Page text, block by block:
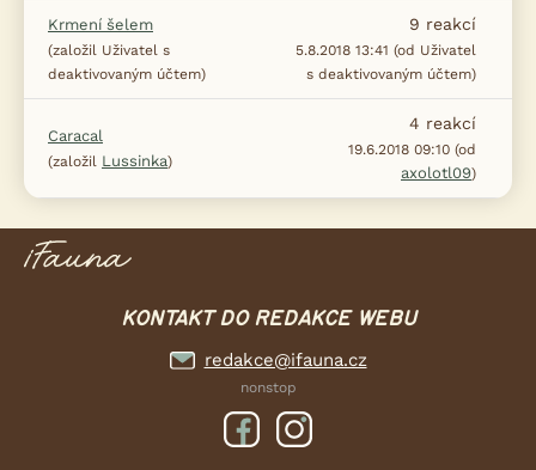
Krmení šelem
(založil Uživatel s
deaktivovaným účtem)
9 reakcí
5.8.2018 13:41 (od Uživatel
s deaktivovaným účtem)
Caracal
(založil Lussinka)
4 reakcí
19.6.2018 09:10 (od
axolotl09)
KONTAKT DO REDAKCE WEBU
redakce@ifauna.cz
nonstop